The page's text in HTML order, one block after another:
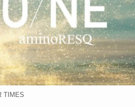
TIMES